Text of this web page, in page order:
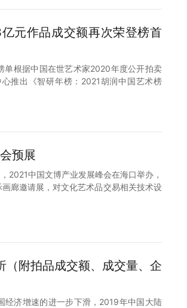
元作品成交额再次荣登榜首
单根据中国在世艺术家2020年度公开拍卖
推出《智研年榜：2021胡润中国艺术榜
预展
2021中国文博产业发展峰会在海口举办，
廊邀请展，对文化艺术品交易相关技术设
附拍品成交额、成交量、企
经济增速的进一步下滑，2019年中国大陆